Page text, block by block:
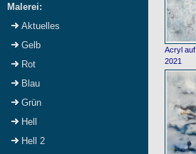
Malerei:
Aktuelles
Gelb
Rot
Blau
Grün
Hell
Hell 2
Acryl
2021